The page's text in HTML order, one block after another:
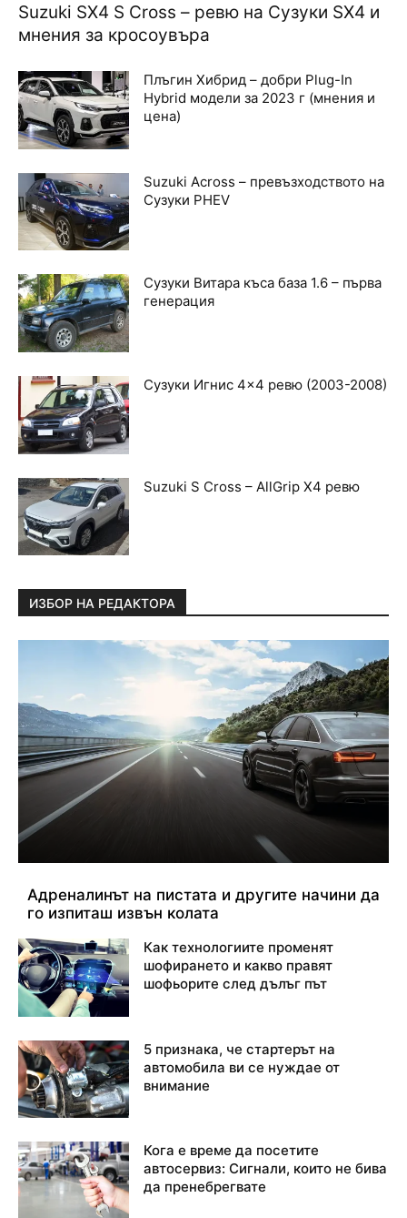
Suzuki SX4 S Cross – ревю на Сузуки SX4 и
мнения за кросоувъра
Плъгин Хибрид – добри Plug-In
Hybrid модели за 2023 г (мнения и
цена)
Suzuki Across – превъзходството на
Сузуки PHEV
Сузуки Витара къса база 1.6 – първа
генерация
Сузуки Игнис 4×4 ревю (2003-2008)
Suzuki S Cross – AllGrip X4 ревю
ИЗБОР НА РЕДАКТОРА
Адреналинът на пистата и другите начини да
го изпиташ извън колата
Как технологиите променят
шофирането и какво правят
шофьорите след дълъг път
5 признака, че стартерът на
автомобила ви се нуждае от
внимание
Кога е време да посетите
автосервиз: Сигнали, които не бива
да пренебрегвате